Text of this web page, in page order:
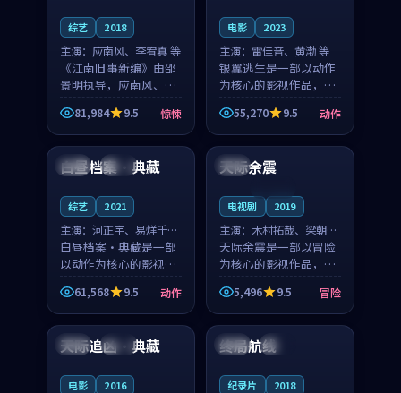
综艺 2018
主演： 应南风、李宥真 等
《江南旧事新编》由邵
景明执导，应南风、李
宥真领衔主演，是一部
2018年上映的日本惊悚
综艺。影片以邻里温情
为切入，呈现一段从初
遇到告别都浸着真实
81,984 9.5 惊悚
电影 2023
主演： 雷佳音、黄渤 等
银翼逃生是一部以动作
为核心的影视作品，围
绕危机、反转与人物成
长展开，整体节奏紧
凑，值得推荐观看。
55,270 9.5 动作
泰国 杜比
白昼档案·典藏
综艺 2021
主演： 河正宇、易烊千玺
等
白昼档案·典藏是一部
以动作为核心的影视作
品，围绕危机、反转与
人物成长展开，整体节
奏紧凑，值得推荐观
61,568 9.5 动作
泰国
天际余震
电视剧 2019
主演： 木村拓哉、梁朝伟
等
天际余震是一部以冒险
为核心的影视作品，围
绕危机、反转与人物成
长展开，整体节奏紧
凑，值得推荐观看。
5,496 9.5 冒险
日本 院线
天际追凶·典藏
电影 2016
日本 完结
终局航线
纪录片 2018